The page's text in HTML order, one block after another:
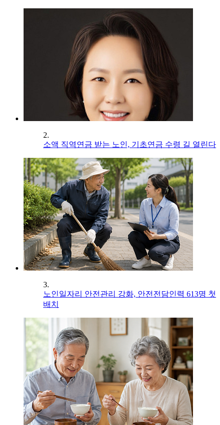
2.
소액 직역연금 받는 노인, 기초연금 수령 길 열린다
3.
노인일자리 안전관리 강화, 안전전담인력 613명 첫
배치